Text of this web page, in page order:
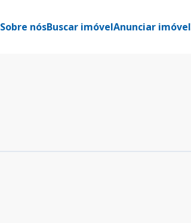
Sobre nósBuscar imóvelAnunciar imóvel